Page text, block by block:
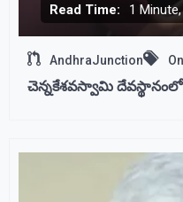
Read Time: 1
AndhraJunction On
చెన్నకేశవస్వామి